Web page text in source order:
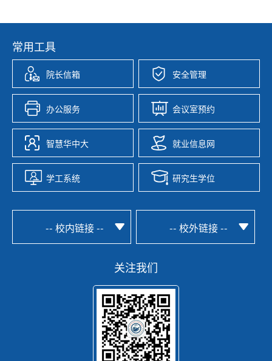
常用工具
院长信箱 安全管理
办公服务 会议室预约
智慧华中大 就业信息网
学工系统 研究生学位
-- 校内链接 -- -- 校外链接 --
关注我们